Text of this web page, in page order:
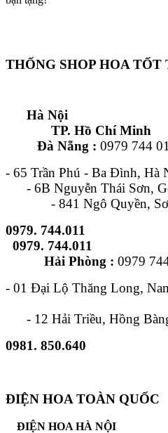
THỐNG SHOP HOA TỐT
Hà
TP. Hồ
Đà Nẵng : 0979 744
- 65 Trần Phú -
- 6B Nguyễn Thái
- 841 Ngô Quyền, Sơn
0979. 744.011
0979. 744.011
Hải Phòng : 0979
- 01 Đại Lộ Thăng
- 12 Hải Triều, Hồng
0981. 850.640
ĐIỆN HOA TOÀN QUỐC
ĐIỆN HOA HÀ NỘI